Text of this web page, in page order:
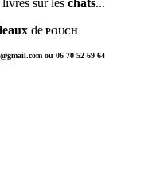
de POUCH
ou 06 70 52 69 64